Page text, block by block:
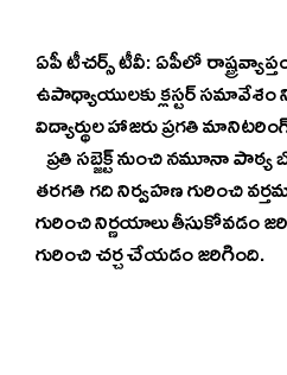
ఏపీ టీచర్స్ టీవీ: ఏపీలో
ఉపాధ్యాయులకు క్లస్టర్
విద్యార్థుల హాజరు ప్రగతి
ప్రతి సబ్జెక్ట్ నుంచి నమూనా
తరగతి గది నిర్వహణ గురించి
గురించి నిర్ణయాలు తీసుకోవడం
గురించి చర్చ చేయడం జరిగింది.